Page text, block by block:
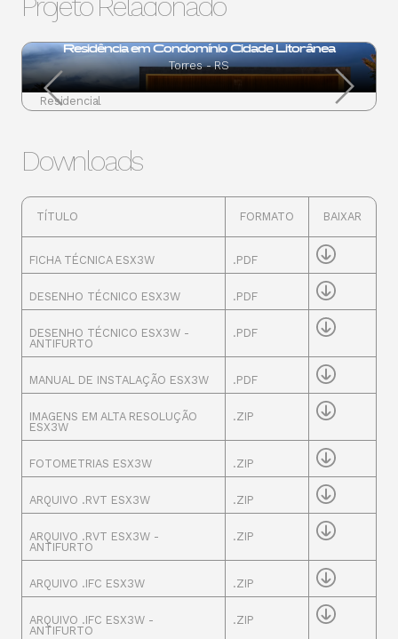
Residência em Condomínio Cidade Litorânea
Torres - RS
Residencial
Downloads
TÍTULO FORMATO BAIXAR
FICHA TÉCNICA ESX3W .PDF
DESENHO TÉCNICO ESX3W .PDF
DESENHO TÉCNICO ESX3W -
ANTIFURTO
.PDF
MANUAL DE INSTALAÇÃO ESX3W .PDF
IMAGENS EM ALTA RESOLUÇÃO
ESX3W
.ZIP
FOTOMETRIAS ESX3W .ZIP
ARQUIVO .RVT ESX3W .ZIP
ARQUIVO .RVT ESX3W -
ANTIFURTO
.ZIP
ARQUIVO .IFC ESX3W .ZIP
ARQUIVO .IFC ESX3W -
ANTIFURTO
.ZIP